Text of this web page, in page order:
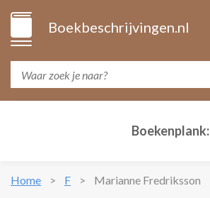
Boekbeschrijvingen.nl
Boekenplank:
Home F Marianne Fredriksson